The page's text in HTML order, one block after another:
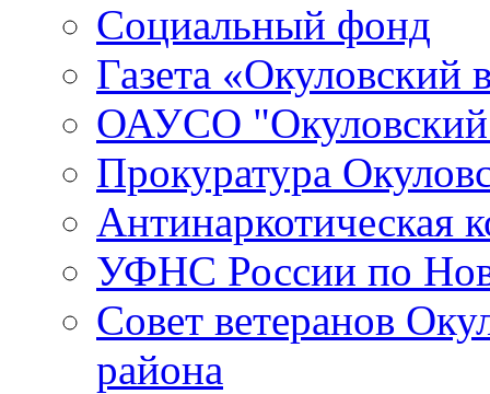
Социальный фонд
Газета «Окуловский
ОАУСО
Прокуратура
Антинаркотическая
УФНС России по
Совет ветеранов
района